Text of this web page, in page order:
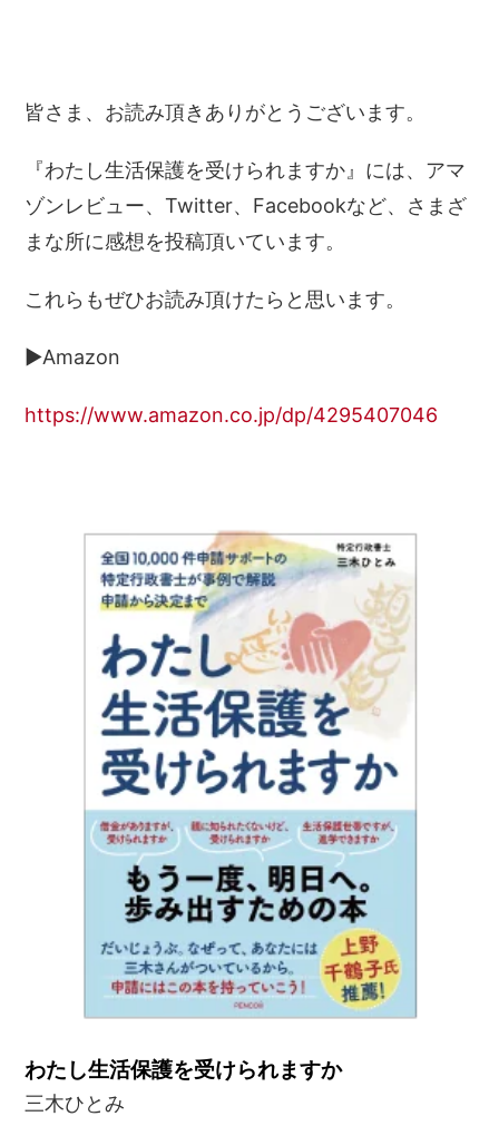
皆さま、お読み頂きありがとうございます。
『わたし生活保護を受けられますか』には、アマ
ゾンレビュー、Twitter、Facebookなど、さまざ
まな所に感想を投稿頂いています。
これらもぜひお読み頂けたらと思います。
▶Amazon
https://www.amazon.co.jp/dp/4295407046
わたし生活保護を受けられますか
三木ひとみ